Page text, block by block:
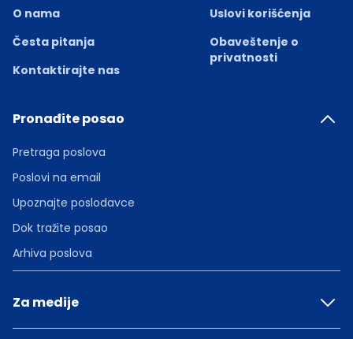
O nama
Česta pitanja
Kontaktirajte nas
Uslovi korišćenja
Obaveštenje o
privatnosti
Pronađite posao
Pretraga poslova
Poslovi na email
Upoznajte poslodavce
Dok tražite posao
Arhiva poslova
Za medije